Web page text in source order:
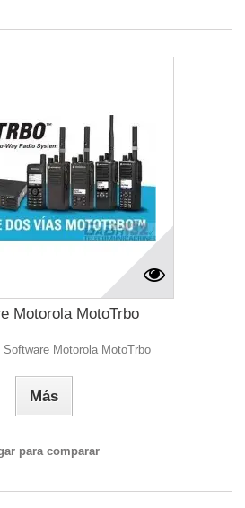
Motorola MotoTrbo
Software Motorola MotoTrbo
Más
para comparar